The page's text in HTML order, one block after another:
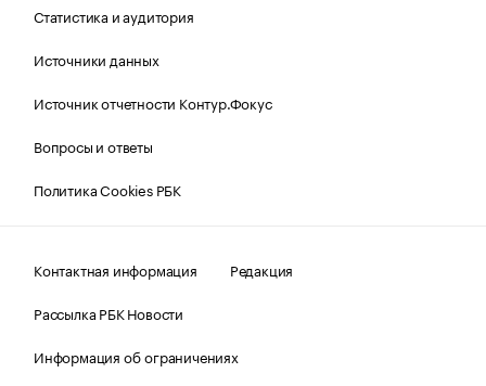
Статистика и аудитория
Источники данных
Источник отчетности Контур.Фокус
Вопросы и ответы
Политика Cookies РБК
Контактная информация
Редакция
Рассылка РБК Новости
Информация об ограничениях